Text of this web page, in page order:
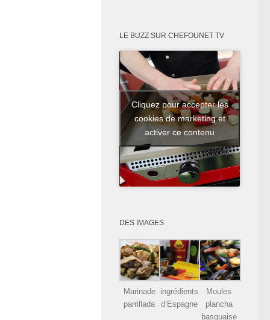
LE BUZZ SUR CHEFOUNET TV
Cliquez pour accepter les
cookies de marketing et
activer ce contenu
DES IMAGES
Marinade
parrillada
ingrédients
d’Espagne
Moules
plancha
basquaise